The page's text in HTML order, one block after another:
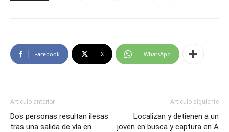
Facebook X WhatsApp
Artículo anterior
Dos personas resultan ilesas
tras una salida de vía en
Artículo siguiente
Localizan y detienen a un
joven en busca y captura en A